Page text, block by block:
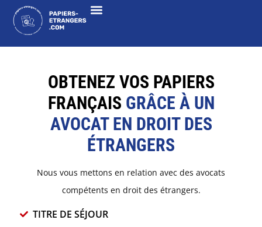
OBTENEZ VOS PAPIERS
FRANÇAIS GRÂCE À UN
AVOCAT EN DROIT DES
ÉTRANGERS
Nous vous mettons en relation avec des avocats
compétents en droit des étrangers.
TITRE DE SÉJOUR